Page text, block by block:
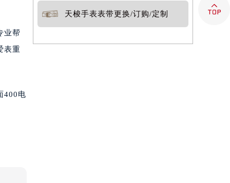
业帮
表重
400电
天梭手表表带更换/订购/定制 